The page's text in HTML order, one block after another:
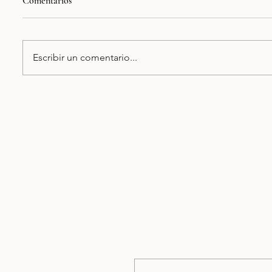
Escribir un comentario...